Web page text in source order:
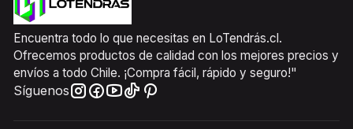
Encuentra todo lo que necesitas en LoTendrás.cl.
Ofrecemos productos de calidad con los mejores precios y
envíos a todo Chile. ¡Compra fácil, rápido y seguro!"
Síguenos